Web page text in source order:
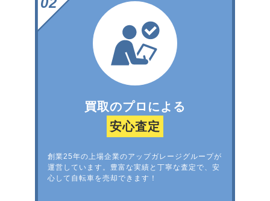
買取のプロによる
安心査定
創業25年の上場企業のアップガレージグループが
運営しています。豊富な実績と丁寧な査定で、安
心して自転車を売却できます！